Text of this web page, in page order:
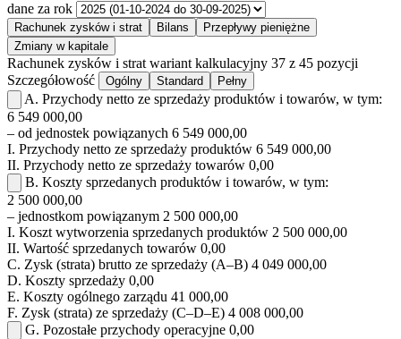
dane za rok
Rachunek zysków i strat Bilans
Przepływy pieniężne
Zmiany w kapitale
Rachunek zysków i strat wariant kalkulacyjny 37 z 45 pozycji
Szczegółowość
Ogólny Standard Pełny
A. Przychody netto ze sprzedaży produktów i towarów, w tym:
6 549 000,00
– od jednostek powiązanych 6 549 000,00
I. Przychody netto ze sprzedaży produktów 6 549 000,00
II. Przychody netto ze sprzedaży towarów 0,00
B. Koszty sprzedanych produktów i towarów, w tym:
2 500 000,00
– jednostkom powiązanym 2 500 000,00
I. Koszt wytworzenia sprzedanych produktów 2 500 000,00
II. Wartość sprzedanych towarów 0,00
C. Zysk (strata) brutto ze sprzedaży (A–B) 4 049 000,00
D. Koszty sprzedaży 0,00
E. Koszty ogólnego zarządu 41 000,00
F. Zysk (strata) ze sprzedaży (C–D–E) 4 008 000,00
G. Pozostałe przychody operacyjne 0,00